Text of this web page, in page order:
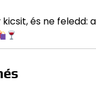
és ne feledd: a